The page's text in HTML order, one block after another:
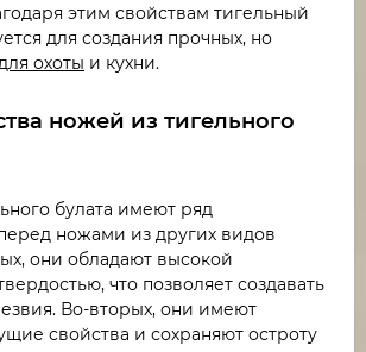
этим свойствам тигельный
для создания прочных, но
охоты и кухни.
ножей из тигельного
булата имеют ряд
ножами из других видов
они обладают высокой
что позволяет создавать
Во-вторых, они имеют
свойства и сохраняют остроту